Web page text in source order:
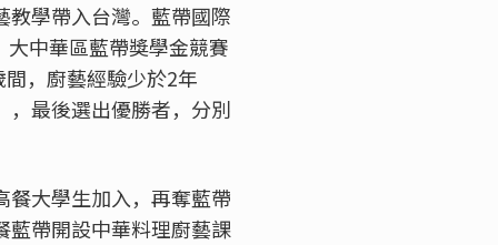
教學帶入台灣。藍帶國際
中華區藍帶獎學金競賽
間，廚藝經驗少於2年
，最後選出優勝者，分別
餐大學生加入，再奪藍帶
藍帶開設中華料理廚藝課